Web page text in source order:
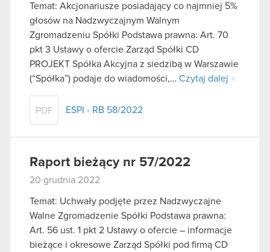
Temat: Akcjonariusze posiadający co najmniej 5%
głosów na Nadzwyczajnym Walnym
Zgromadzeniu Spółki Podstawa prawna: Art. 70
pkt 3 Ustawy o ofercie Zarząd Spółki CD
PROJEKT Spółka Akcyjna z siedzibą w Warszawie
(“Spółka”) podaje do wiadomości,… Czytaj dalej
PDF ESPI - RB 58/2022
Raport bieżący nr 57/2022
20 grudnia 2022
Temat: Uchwały podjęte przez Nadzwyczajne
Walne Zgromadzenie Spółki Podstawa prawna:
Art. 56 ust. 1 pkt 2 Ustawy o ofercie – informacje
bieżące i okresowe Zarząd Spółki pod firmą CD